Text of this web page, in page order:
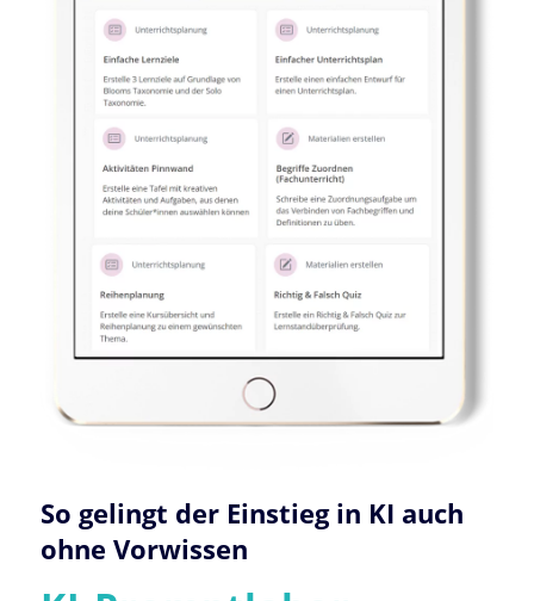
So gelingt der Einstieg in KI auch
ohne Vorwissen